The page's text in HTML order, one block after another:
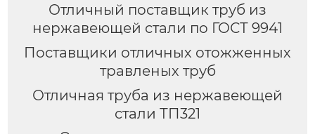
Отличный поставщик труб из
нержавеющей стали по ГОСТ 9941
Поставщики отличных отожженных
травленых труб
Отличная труба из нержавеющей
стали ТП321